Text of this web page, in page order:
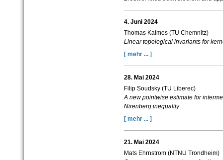
4. Juni 2024
Thomas Kalmes (TU Chemnitz)
Linear topological invariants for
[ mehr ... ]
28. Mai 2024
Filip Soudsky (TU Liberec)
A new pointwise estimate for
Nirenberg inequality
[ mehr ... ]
21. Mai 2024
Mats Ehrnstrom (NTNU Trondheim)